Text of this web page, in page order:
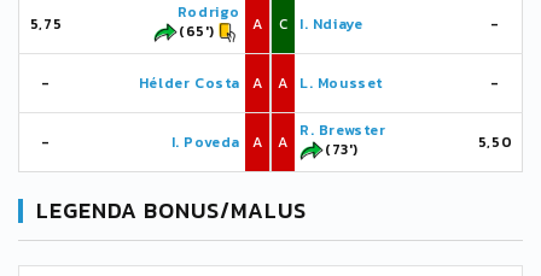
5,75
Rodrigo
(65')
A
- Hélder Costa A
- I. Poveda A
C I. Ndiaye -
A L. Mousset -
A
R. Brewster
(73')
5,50
LEGENDA BONUS/MALUS